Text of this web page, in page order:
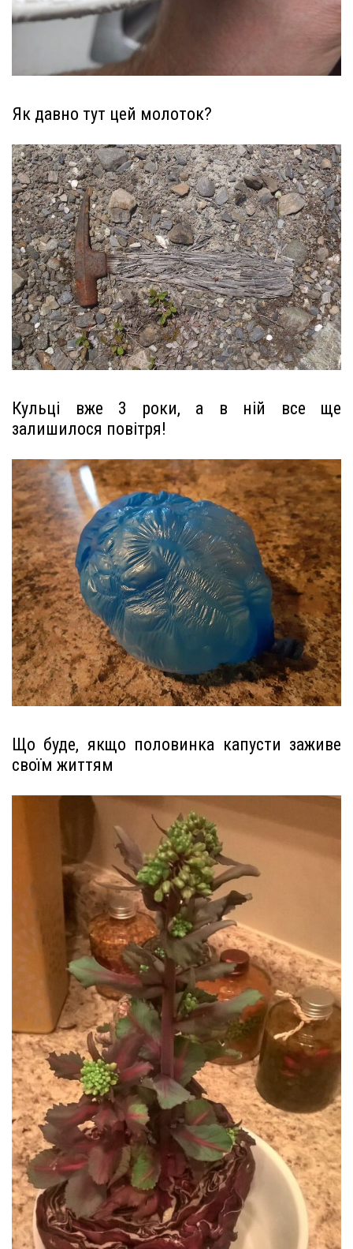
Як давно тут цей молоток?
Кульці вже 3 роки, а в ній все ще
залишилося повітря!
Що буде, якщо половинка капусти заживе
своїм життям